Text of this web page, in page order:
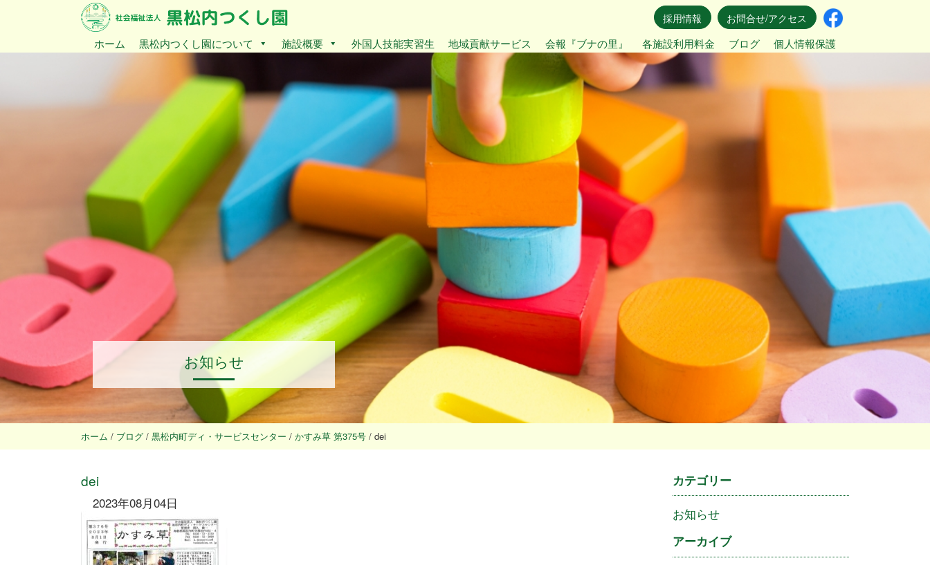
採用情報
お問合せ/アクセス
ホーム
黒松内つくし園について 施設概要 外国人技能実習生 地域貢献サービス 会報『ブナの里』 各施設利用料金 ブログ 個人情報保護
お知らせ
ホーム / ブログ / 黒松内町ディ・サービスセンター / かすみ草 第375号 / dei
dei
2023年08月04日
カテゴリー
お知らせ
アーカイブ